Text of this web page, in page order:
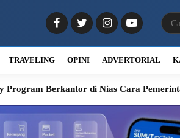
TRAVELING OPINI ADVERTORIAL
Berkantor di Nias Cara Pemerintah